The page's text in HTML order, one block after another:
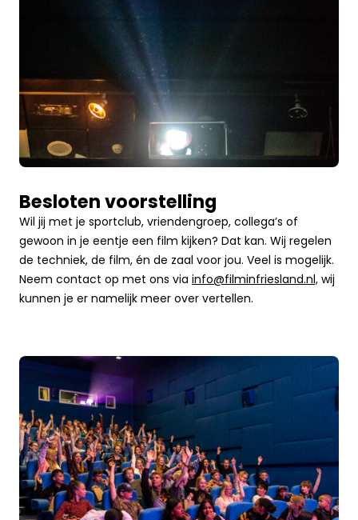
Besloten voorstelling
Wil jij met je sportclub, vriendengroep, collega’s of
gewoon in je eentje een film kijken? Dat kan. Wij regelen
de techniek, de film, én de zaal voor jou. Veel is mogelijk.
Neem contact op met ons via info@filminfriesland.nl, wij
kunnen je er namelijk meer over vertellen.